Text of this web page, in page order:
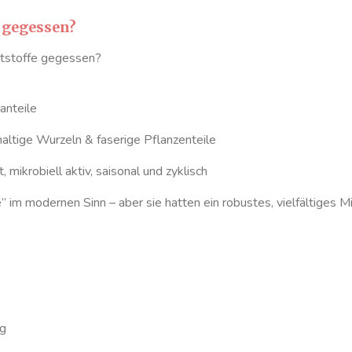
gegessen?
Wurzeln & faserige Pflanzenteile
mikrobiell aktiv, saisonal und zyklisch
im modernen Sinn – aber sie hatten ein robustes, vielfältiges